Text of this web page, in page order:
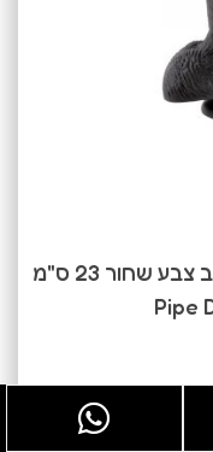
דילדו ריאליסטי גדול תוצרת ארה"ב צבע שחור 23 ס"מ
Pipe